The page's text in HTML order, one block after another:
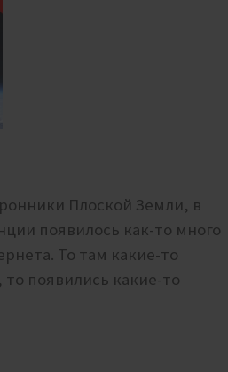
Плоской Земли, в
появилось как-то много
То там какие-то
появились какие-то